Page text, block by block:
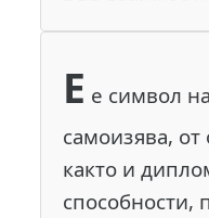
Е е символ
самоизява,
както и
способности,